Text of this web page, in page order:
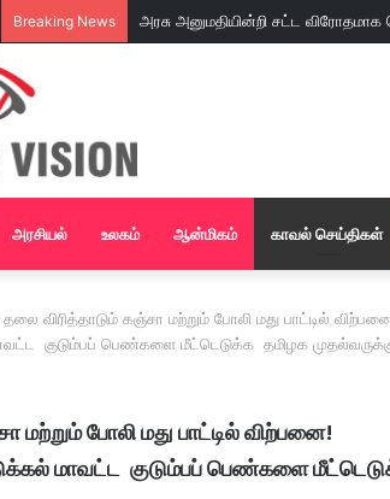
Breaking News
அரசியல் உலகம் ஆன்மிகம் காவல் செய்திகள்
தலை விரித்தாடும் கஞ்சா மற்றும் போலி மது பாட்டில்
குடும்பப் பெண்களை மீட்டெடுக்க தமிழக
மற்றும் போலி மது பாட்டில் விற்பனை!
மாவட்ட குடும்பப் பெண்களை